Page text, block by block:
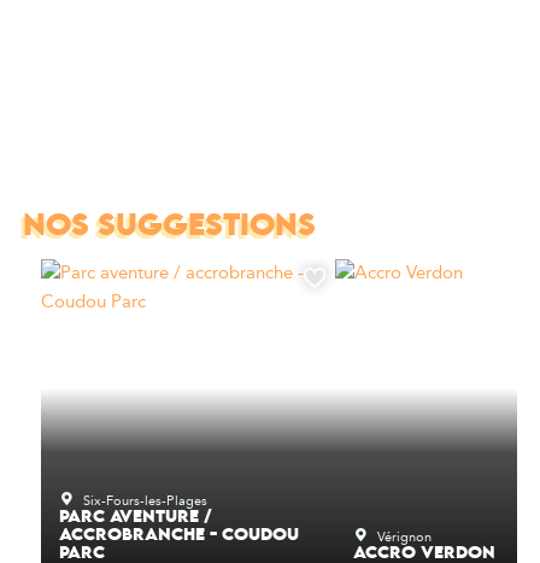
NOS SUGGESTIONS
Six-Fours-les-Plages
PARC AVENTURE /
ACCROBRANCHE - COUDOU
PARC
Vérignon
ACCRO VERDON